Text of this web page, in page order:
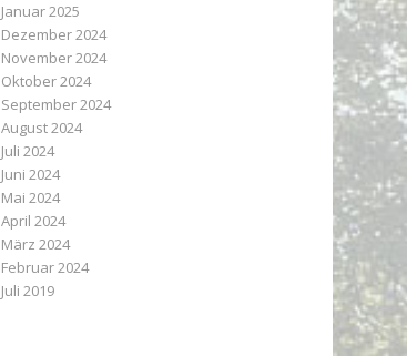
Januar 2025
Dezember 2024
November 2024
Oktober 2024
September 2024
August 2024
Juli 2024
Juni 2024
Mai 2024
April 2024
März 2024
Februar 2024
Juli 2019